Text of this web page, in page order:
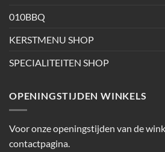
010BBQ
KERSTMENU SHOP
SPECIALITEITEN SHOP
OPENINGSTIJDEN WINKELS
Voor onze openingstijden van de
contactpagina.